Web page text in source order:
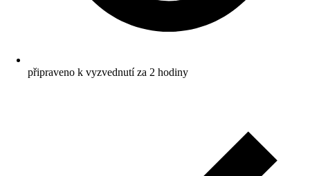
připraveno k vyzvednutí za 2 hodiny